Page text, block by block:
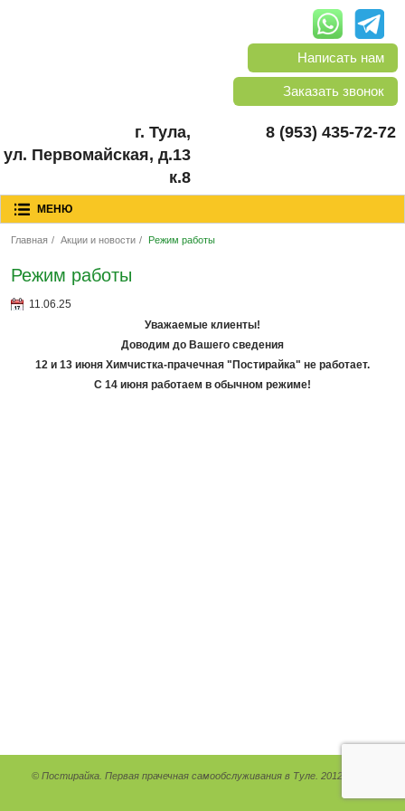
Написать нам
Заказать звонок
г. Тула,
ул. Первомайская, д.13
к.8
8 (953) 435-72-72
МЕНЮ
Главная / Акции и новости / Режим работы
Режим работы
11.06.25
Уважаемые клиенты!
Доводим до Вашего сведения
12 и 13 июня Химчистка-прачечная "Постирайка" не работает.
С 14 июня работаем в обычном режиме!
© Постирайка. Первая прачечная самообслуживания в Туле. 2012 - 2026